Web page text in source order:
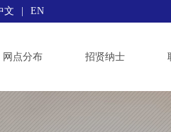
文 EN
网点分布 招贤纳士